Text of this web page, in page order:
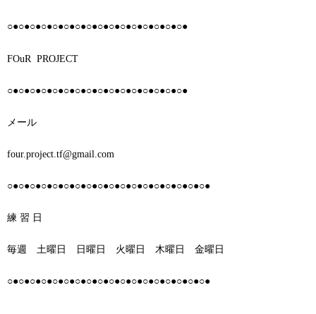
○●○●○●○●○●○●○●○●○●○●○●○●○●○●○●○●
FOuR PROJECT
○●○●○●○●○●○●○●○●○●○●○●○●○●○●○●○●
メール
four.project.tf@gmail.com
○●○●○●○●○●○●○●○●○●○●○●○●○●○●○●○●○●○●
練 習 日
毎週 土曜日 日曜日 火曜日 木曜日 金曜日
○●○●○●○●○●○●○●○●○●○●○●○●○●○●○●○●○●○●